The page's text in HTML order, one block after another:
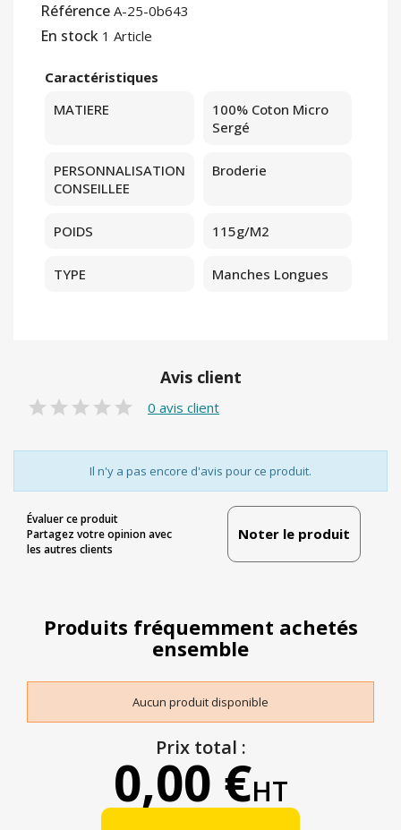
Référence A-25-0b643
En stock 1 Article
Caractéristiques
MATIERE
100% Coton Micro
Sergé
PERSONNALISATION
CONSEILLEE
Broderie
POIDS 115g/m2
TYPE Manches Longues
Avis client
0 avis client
Il n'y a pas encore d'avis pour ce produit.
Évaluer ce produit
Partagez votre opinion avec
les autres clients
Noter le produit
Produits fréquemment achetés
ensemble
Aucun produit disponible
Prix total :
0,00 €HT